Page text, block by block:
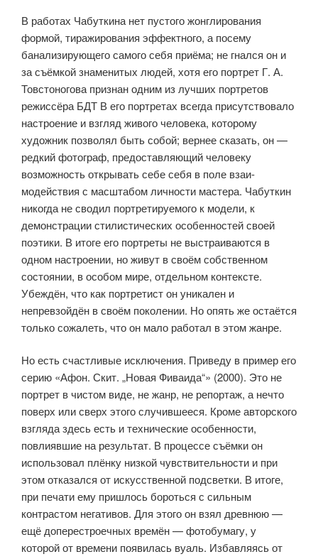
В работах Чабуткина нет пустого жонглирования
формой, тиражи­рования эффектного, а посему
банализирующего самого себя приёма; не гнался он и
за съёмкой знаменитых людей, хотя его портрет Г. А.
Товсто­ногова признан одним из лучших портретов
режиссёра БДТ В его портре­тах всегда присутствовало
настроение и взгляд живого человека, которому
художник позволял быть собой; вернее сказать, он —
редкий фотограф, предоставляющий человеку
возможность открывать себе себя в поле взаи­
модействия с масштабом личности мастера. Чабуткин
никогда не сводил портретируемого к модели, к
демонстрации стилистических особенностей своей
поэтики. В итоге его портреты не выстраиваются в
одном настро­ении, но живут в своём собственном
состоянии, в особом мире, отдель­ном контексте.
Убеждён, что как портретист он уникален и
непревзойдён в своём поколении. Но опять же остаётся
только сожалеть, что он мало работал в этом жанре.
Но есть счастливые исключения. Приведу в пример его
серию «Афон. Скит. „Новая Фиваида“» (2000). Это не
портрет в чистом виде, не жанр, не репортаж, а нечто
поверх или сверх этого случившееся. Кроме автор­ского
взгляда здесь есть и технические особенности,
повлиявшие на резуль­тат. В процессе съёмки он
использовал плёнку низкой чувствительности и при
этом отказался от искусственной подсветки. В итоге,
при печати ему пришлось бороться с сильным
контрастом негативов. Для этого он взял древнюю —
ещё доперестроечных времён — фотобумагу, у
которой от времени появилась вуаль. Избавляясь от